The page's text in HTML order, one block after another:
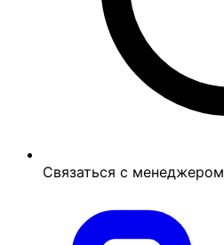
Связаться с менеджером